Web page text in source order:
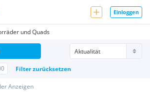
Einloggen
und Quads
Filter zurücksetzen
Anzeigen